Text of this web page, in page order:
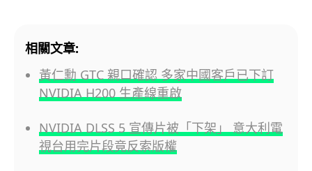
相關文章:
黃仁勳 GTC 親口確認 多家中國客戶已下訂
NVIDIA H200 生產線重啟
NVIDIA DLSS 5 宣傳片被「下架」 意大利電
視台用完片段竟反索版權